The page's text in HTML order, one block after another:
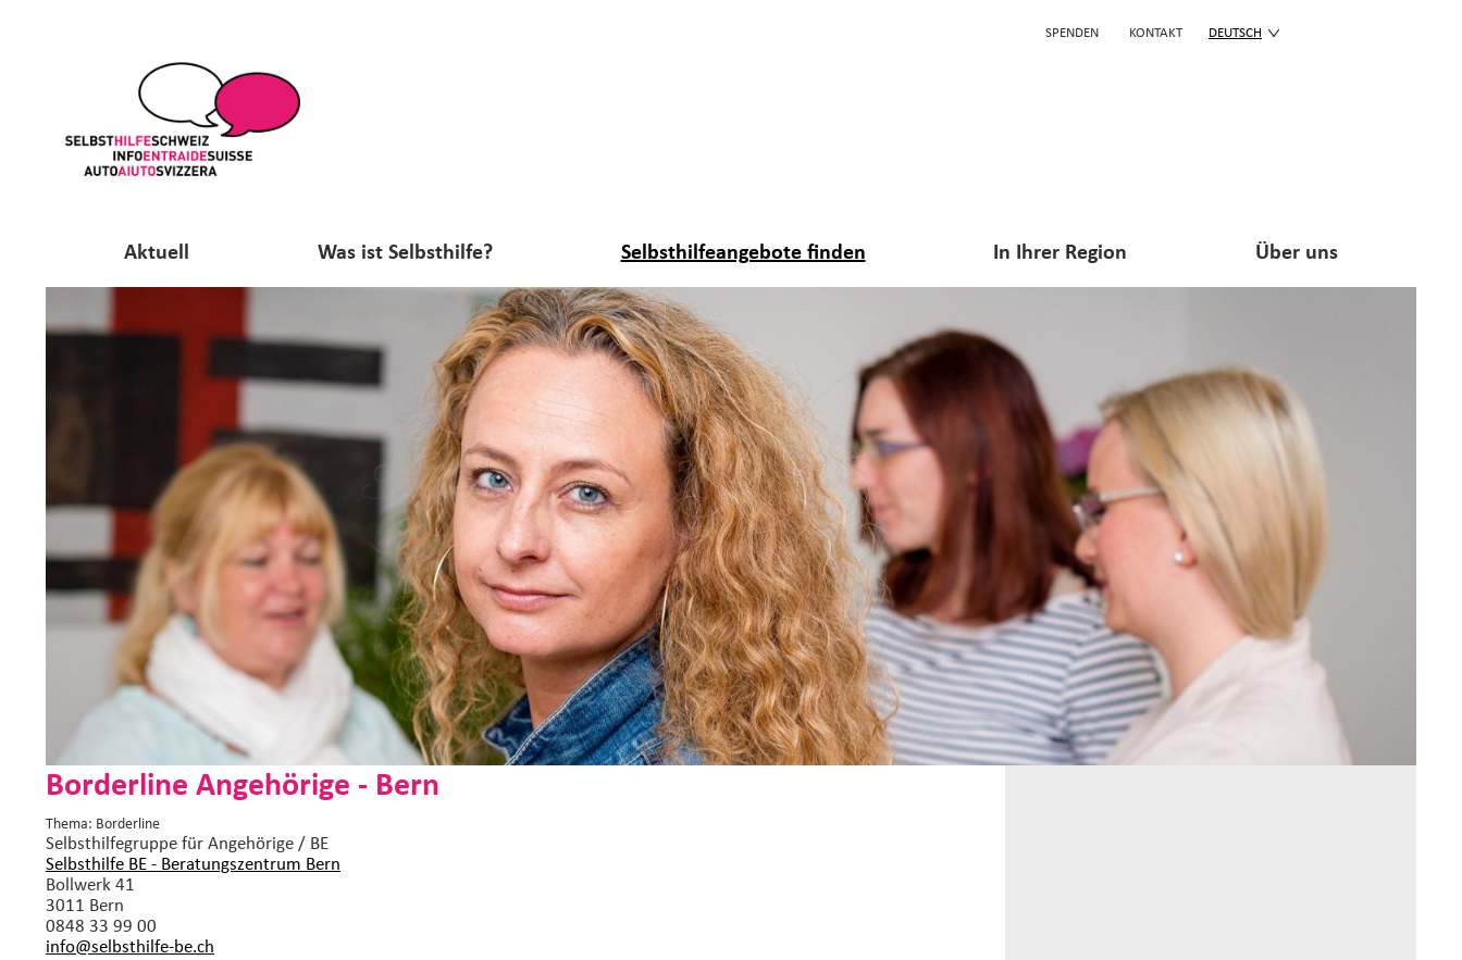
SPENDEN KONTAKT DEUTSCH
Aktuell Was ist Selbsthilfe? Selbsthilfeangebote finden In Ihrer Region Über uns
Borderline Angehörige - Bern
Thema: Borderline
Selbsthilfegruppefür Angehörige / BE
Selbsthilfe BE - Beratungszentrum Bern
Bollwerk 41
3011 Bern
0848 33 99 00
info@selbsthilfe-be.ch